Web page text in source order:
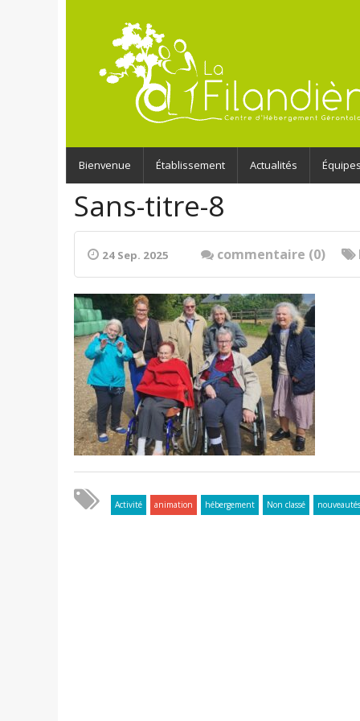
Bienvenue Établissement Actualités Équipes
Sans-titre-8
24 Sep. 2025 commentaire (0)
Activité animation hébergement Non classé nouveautés